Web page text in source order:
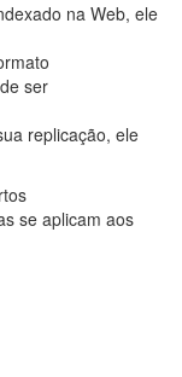
na Web, ele
ser
replicação, ele
se aplicam aos